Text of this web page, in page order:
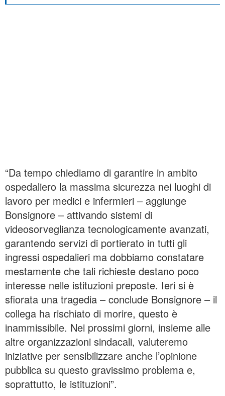
“Da tempo chiediamo di garantire in ambito
ospedaliero la massima sicurezza nei luoghi di
lavoro per medici e infermieri – aggiunge
Bonsignore – attivando sistemi di
videosorveglianza tecnologicamente avanzati,
garantendo servizi di portierato in tutti gli
ingressi ospedalieri ma dobbiamo constatare
mestamente che tali richieste destano poco
interesse nelle istituzioni preposte. Ieri si è
sfiorata una tragedia – conclude Bonsignore – il
collega ha rischiato di morire, questo è
inammissibile. Nei prossimi giorni, insieme alle
altre organizzazioni sindacali, valuteremo
iniziative per sensibilizzare anche l’opinione
pubblica su questo gravissimo problema e,
soprattutto, le istituzioni”.